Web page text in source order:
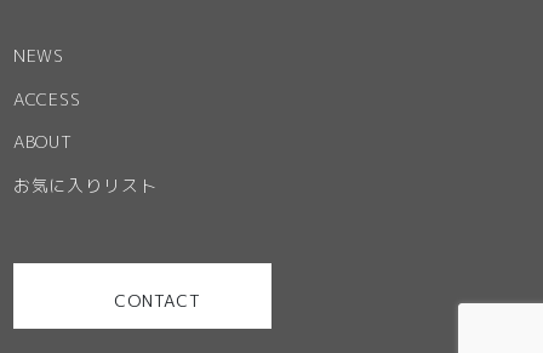
NEWS
ACCESS
ABOUT
お気に入りリスト
CONTACT